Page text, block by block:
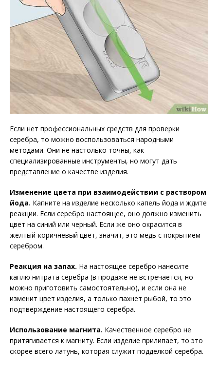
Если нет профессиональных средств для проверки
серебра, то можно воспользоваться народными
методами. Они не настолько точны, как
специализированные инструменты, но могут дать
представление о качестве изделия.
Изменение цвета при взаимодействии с раствором
йода. Капните на изделие несколько капель йода и ждите
реакции. Если серебро настоящее, оно должно изменить
цвет на синий или черный. Если же оно окрасится в
желтый-коричневый цвет, значит, это медь с покрытием
серебром.
Реакция на запах. На настоящее серебро нанесите
каплю нитрата серебра (в продаже не встречается, но
можно приготовить самостоятельно), и если она не
изменит цвет изделия, а только пахнет рыбой, то это
подтверждение настоящего серебра.
Использование магнита. Качественное серебро не
притягивается к магниту. Если изделие прилипает, то это
скорее всего латунь, которая служит подделкой серебра.